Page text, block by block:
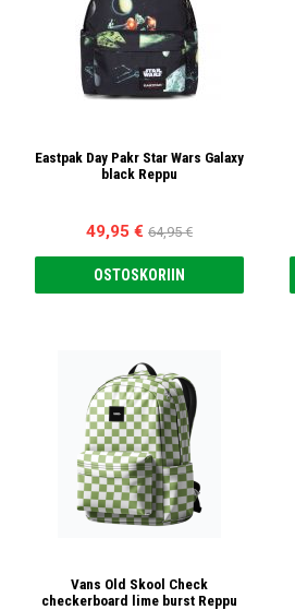
Eastpak Day Pakr Star Wars Galaxy
black Reppu
49,95 € 64,95 €
OSTOSKORIIN
Vans Old Skool Check
checkerboard lime burst Reppu